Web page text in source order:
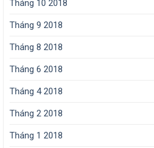
Tháng 10 2018
Tháng 9 2018
Tháng 8 2018
Tháng 6 2018
Tháng 4 2018
Tháng 2 2018
Tháng 1 2018